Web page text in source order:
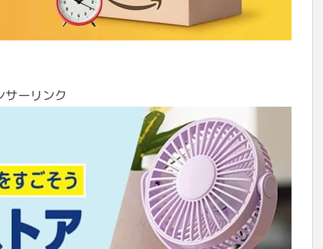
サーリンク